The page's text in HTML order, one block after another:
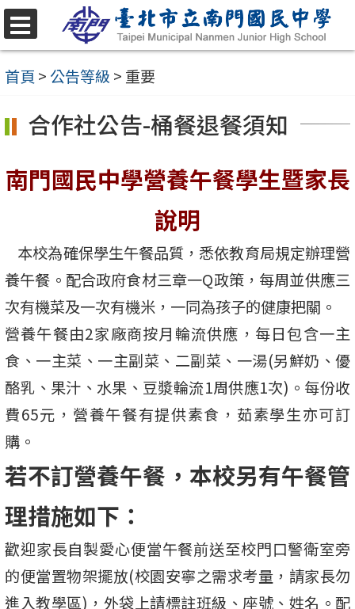
跳
至
主
內
區
選
單
首頁 > 公告等級 > 重要
合作社公告-桶餐退餐須知
南門國民中學營養午餐學生暨家長
說明
本校為確保學生午餐品質，悉依教育局規定辦理營
養午餐。配合政府食材三章一Q政策，每周並供應三
次有機菜及一次有機米，一同為孩子的健康把關。
營養午餐由2家廠商按月輪流供應，每日包含一主
食、一主菜、一主副菜、二副菜、一湯(另鮮奶、優
酪乳、果汁、水果、豆漿輪流1周供應1次)。每份收
費65元，營養午餐有提供素食，茹素學生亦可訂
購。
若不訂營養午餐，本校另有午餐管
理措施如下：
歡迎家長自製愛心便當午餐前送至校門口警衛室旁
的便當置物架擺放(校園安寧之需求考量，請家長勿
進入教學區)，外袋上請標註班級、座號、姓名。配